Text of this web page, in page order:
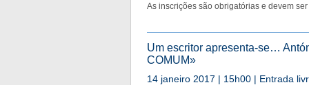
As inscrições são obrigatórias e devem
Um escritor apresenta-se…
COMUM»
14 janeiro 2017 | 15h00 | Entrada